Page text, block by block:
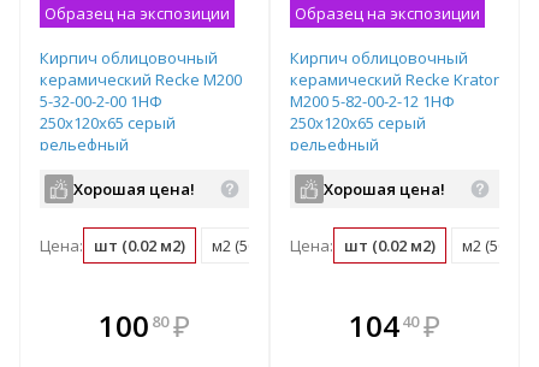
Образец на экспозиции
Кирпич облицовочный
керамический Recke М200
5-32-00-2-00 1НФ
250х120х65 серый
рельефный
Хорошая цена!
Цена: шт (0.02 м2) м2 (50 шт) поддон (480 шт)
100 80 ₽
В комплекте
всегда выгоднее!
Образец на экспозиции
Кирпич облицовочный
керамический Recke Krator
М200 5-82-00-2-12 1НФ
250х120х65 серый
рельефный
Хорошая цена!
Цена: шт (0.02 м2) м2 (50 шт)
В комплекте
всегда выгоднее!
10440 ₽